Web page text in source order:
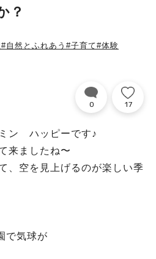
？
#自然とふれあう #子育て#体験
0 17
ン ハッピーです♪
来ましたね〜
、空を見上げるのが楽しい季
で気球が